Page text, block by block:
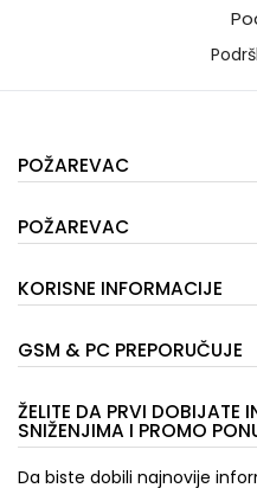
POŽAREVAC
POŽAREVAC
KORISNE INFORMACIJE
GSM & PC PREPORUČUJE
ŽELITE DA PRVI DOBIJATE
SNIŽENJIMA I PROMO
Da biste dobili najnovije